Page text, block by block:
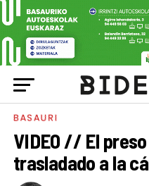
BASAURI
VIDEO // El
trasladado a la